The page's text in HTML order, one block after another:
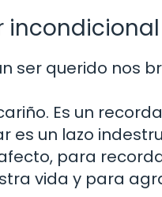
incondicional
ser querido nos
Es un
un lazo
para
vida y para